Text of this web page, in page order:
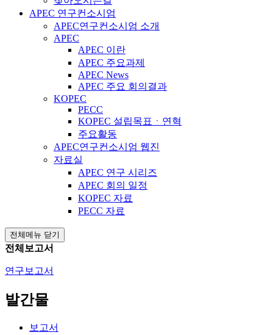
APEC 연구컨소시엄
APEC연구컨소시엄 소개
APEC
APEC 이란
APEC 주요과제
APEC News
APEC 주요 회의결과
KOPEC
PECC
KOPEC 설립목표ㆍ연혁
주요활동
APEC연구컨소시엄 웹진
자료실
APEC 연구 시리즈
APEC 회의 일정
KOPEC 자료
PECC 자료
전체메뉴 닫기
전체보고서
연구보고서
발간물
보고서